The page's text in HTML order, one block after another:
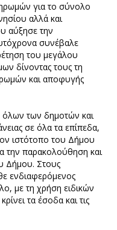
για το σύνολο
αλλά και
αύξησε την
συνέβαλε
του μεγάλου
δίνοντας τους τη
και αποφυγής
των δημοτών και
σε όλα τα επίπεδα,
ιστότοπο του Δήμου
την παρακολούθηση και
Δήμου. Στους
ενδιαφερόμενος
με τη χρήση ειδικών
τα έσοδα και τις